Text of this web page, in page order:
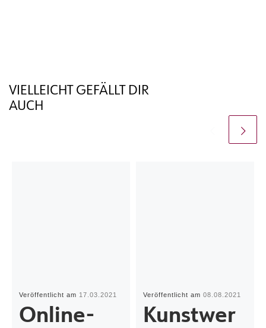
VIELLEICHT GEFÄLLT DIR
AUCH
Veröffentlicht am 17.03.2021
Online-
Veröffentlicht am08.08.2021
Kunstwer